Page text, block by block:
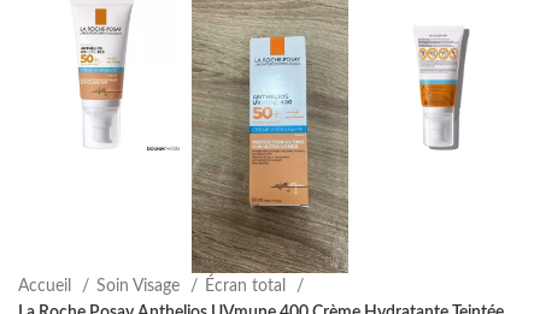
Accueil Soin Visage
Écran total